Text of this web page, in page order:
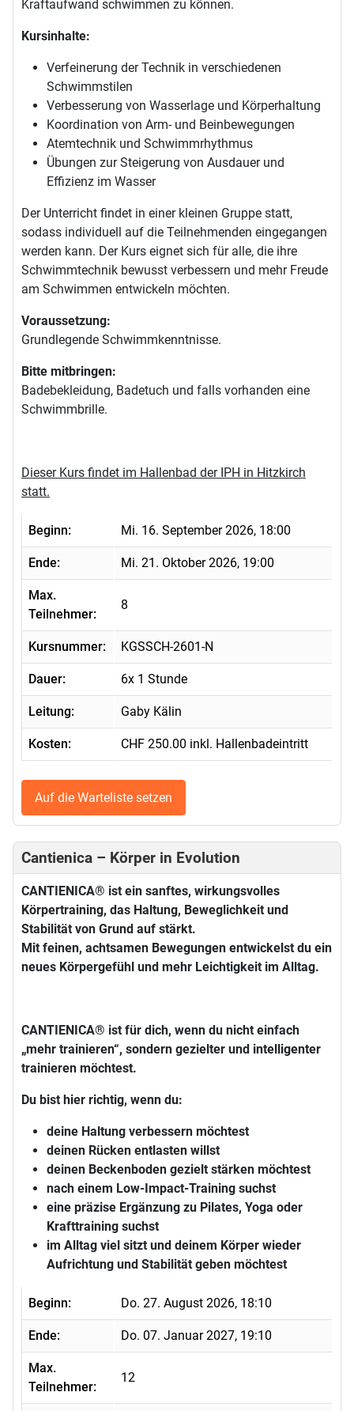
Kraftaufwand schwimmen zu können.
Kursinhalte:
Verfeinerung der Technik in verschiedenen
Schwimmstilen
Verbesserung von Wasserlage und Körperhaltung
Koordination von Arm- und Beinbewegungen
Atemtechnik und Schwimmrhythmus
Übungen zur Steigerung von Ausdauer und
Effizienz im Wasser
Der Unterricht findet in einer kleinen Gruppe statt,
sodass individuell auf die Teilnehmenden eingegangen
werden kann. Der Kurs eignet sich für alle, die ihre
Schwimmtechnik bewusst verbessern und mehr Freude
am Schwimmen entwickeln möchten.
Voraussetzung:
Grundlegende Schwimmkenntnisse.
Bitte mitbringen:
Badebekleidung, Badetuch und falls vorhanden eine
Schwimmbrille.
Dieser Kurs findet im Hallenbad der IPH in Hitzkirch
statt.
Beginn: Mi. 16. September 2026, 18:00
Ende: Mi. 21. Oktober 2026, 19:00
Max.
Teilnehmer:
8
Kursnummer: KGSSCH-2601-N
Dauer: 6x 1 Stunde
Leitung: Gaby Kälin
Kosten: CHF 250.00 inkl. Hallenbadeintritt
Auf die Warteliste setzen
Cantienica – Körper in Evolution
CANTIENICA® ist ein sanftes, wirkungsvolles
Körpertraining, das Haltung, Beweglichkeit und
Stabilität von Grund auf stärkt.
Mit feinen, achtsamen Bewegungen entwickelst du ein
neues Körpergefühl und mehr Leichtigkeit im Alltag.
CANTIENICA® ist für dich, wenn du nicht einfach
„mehr trainieren“, sondern gezielter und intelligenter
trainieren möchtest.
Du bist hier richtig, wenn du:
deine Haltung verbessern möchtest
deinen Rücken entlasten willst
deinen Beckenboden gezielt stärken möchtest
nach einem Low-Impact-Training suchst
eine präzise Ergänzung zu Pilates, Yoga oder
Krafttraining suchst
im Alltag viel sitzt und deinem Körper wieder
Aufrichtung und Stabilität geben möchtest
Beginn: Do. 27. August 2026, 18:10
Ende: Do. 07. Januar 2027, 19:10
Max.
Teilnehmer:
12